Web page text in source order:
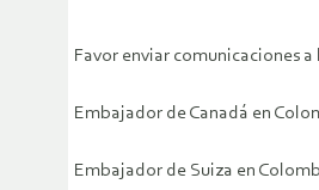
Favor enviar comunicaciones
Embajador de Canadá en
Embajador de Suiza en